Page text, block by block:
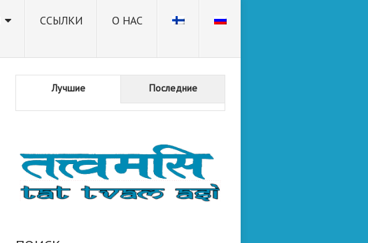
ССЫЛКИ О НАС
Лучшие Последние